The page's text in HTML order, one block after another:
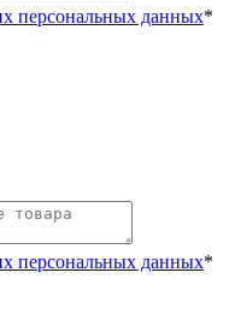
персональных данных*
персональных данных*